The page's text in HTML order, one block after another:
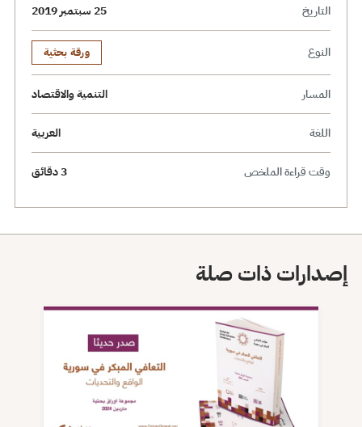
التاريخ 25 سبتمبر 2019
النوع ورقة بحثية
المسار التنمية والاقتصاد
اللغة العربية
وقت قراءة الملخص 3 دقائق
إصدارات ذات صلة